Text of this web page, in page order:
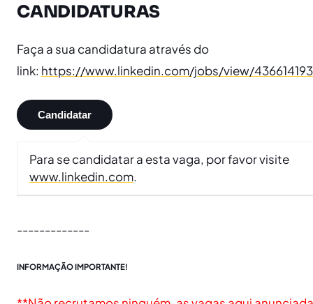
CANDIDATURAS
Faça a sua candidatura através do
link: https://www.linkedin.com/jobs/view/
Para se candidatar a esta vaga, por favor visite
www.linkedin.com.
-------------
INFORMAÇÃO IMPORTANTE!